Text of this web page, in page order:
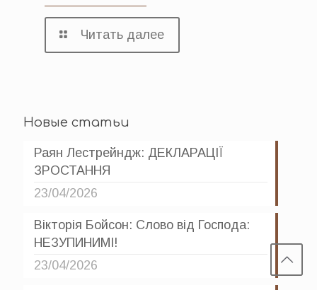
Читать далее
Новые статьи
Раян Лестрейндж: ДЕКЛАРАЦІЇ
ЗРОСТАННЯ
23/04/2026
Вікторія Бойсон: Слово від Господа:
НЕЗУПИНИМІ!
23/04/2026